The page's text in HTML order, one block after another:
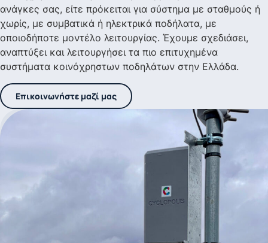
ανάγκες σας, είτε πρόκειται για σύστημα με σταθμούς ή
χωρίς, με συμβατικά ή ηλεκτρικά ποδήλατα, με
οποιοδήποτε μοντέλο λειτουργίας. Έχουμε σχεδιάσει,
αναπτύξει και λειτουργήσει τα πιο επιτυχημένα
συστήματα κοινόχρηστων ποδηλάτων στην Ελλάδα.
Επικοινωνήστε μαζί μας